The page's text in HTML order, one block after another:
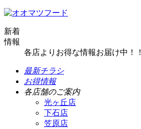
新着
情報
各店よりお得な情報お届け中！！
最新チラシ
お得情報
各店舗のご案内
光ヶ丘店
下石店
笠原店